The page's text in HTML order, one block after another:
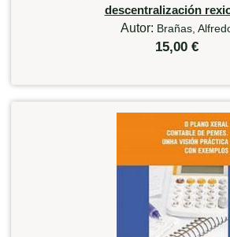
descentralización
Autor: Brañas,
15,00 €